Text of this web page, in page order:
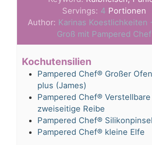
Servings: 4 Portionen
Author: Karinas Koestlichkeiten
Groß mit Pampered Chef
Kochutensilien
Pampered Chef® Großer
plus (James)
Pampered Chef® Verstellbare
zweiseitige Reibe
Pampered Chef® Silikonpinsel
Pampered Chef® kleine Elfe